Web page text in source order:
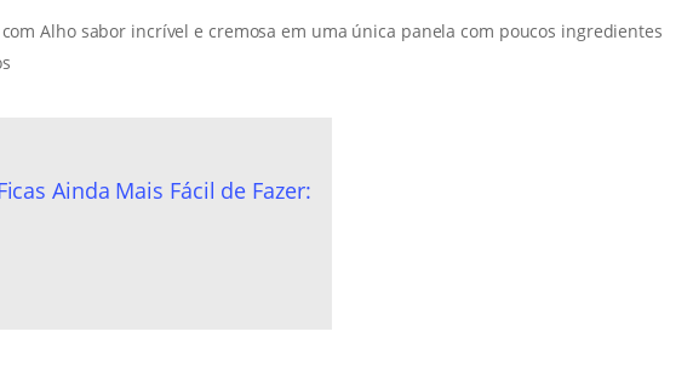
com Alho sabor incrível e cremosa em uma única panela com poucos ingredientes
Ainda Mais Fácil de Fazer: